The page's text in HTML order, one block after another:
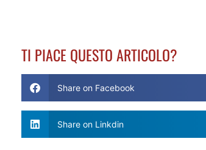
TI PIACE QUESTO ARTICOLO?
Share on Facebook
Share on Linkdin